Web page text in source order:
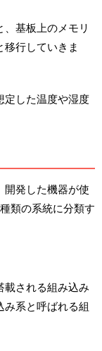
基板上のメモリ
移行していきま
定した温度や湿度
開発した機器が使
類の系統に分類す
載される組み込み
み系と呼ばれる組